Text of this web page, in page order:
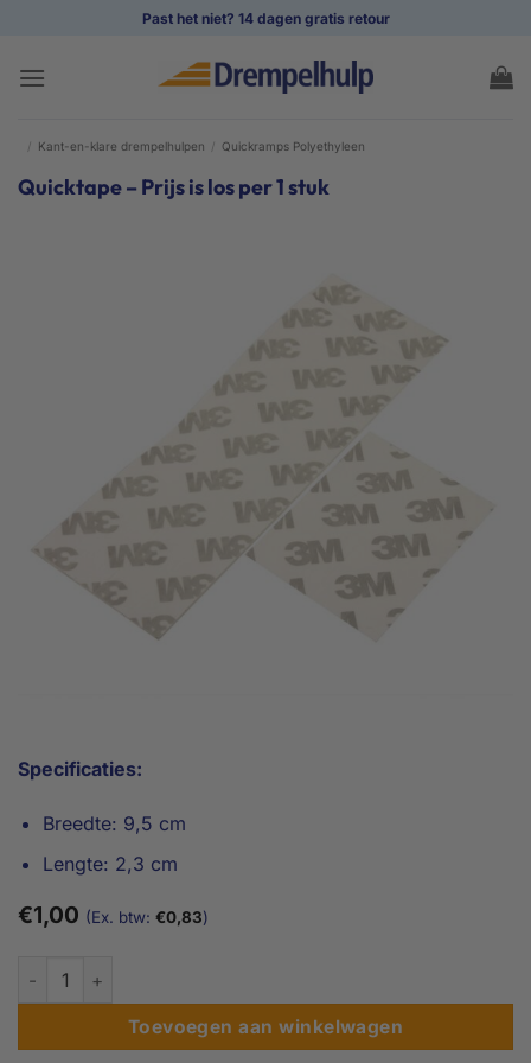
inhoud
Past het niet? 14 dagen gratis retour
/ Kant-en-klare drempelhulpen / Quickramps Polyethyleen
Quicktape – Prijs is los per 1 stuk
Specificaties:
Breedte: 9,5 cm
Lengte: 2,3 cm
€1,00 (Ex. btw: €0,83)
Quicktape - Prijs is los per 1 stuk aantal
Toevoegen aan winkelwagen